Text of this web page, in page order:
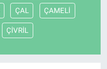
ÇAL ÇAMELİ
ÇİVRİL